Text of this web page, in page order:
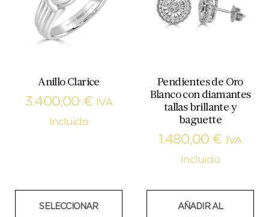
Anillo Clarice
3.400,00 €
IVA
Incluido
SELECCIONAR
Pendientes de Oro
Blanco con diamantes
tallas brillante y
baguette
1.480,00 €
IVA
Incluido
AÑADIR AL